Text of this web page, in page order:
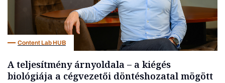
Content Lab HUB
A teljesítmény árnyoldala – a kiégés
biológiája a cégvezetői döntéshozatal mögött